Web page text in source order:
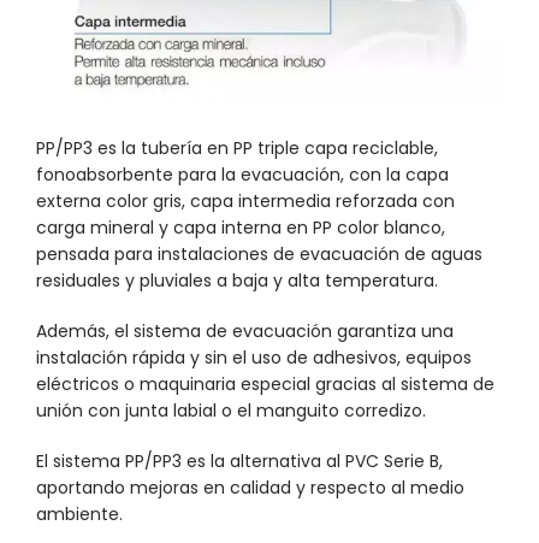
PP/PP3 es la tubería en PP triple capa reciclable,
fonoabsorbente para la evacuación, con la capa
externa color gris, capa intermedia reforzada con
carga mineral y capa interna en PP color blanco,
pensada para instalaciones de evacuación de aguas
residuales y pluviales a baja y alta temperatura.
Además, el sistema de evacuación garantiza una
instalación rápida y sin el uso de adhesivos, equipos
eléctricos o maquinaria especial gracias al sistema de
unión con junta labial o el manguito corredizo.
El sistema PP/PP3 es la alternativa al PVC Serie B,
aportando mejoras en calidad y respecto al medio
ambiente.